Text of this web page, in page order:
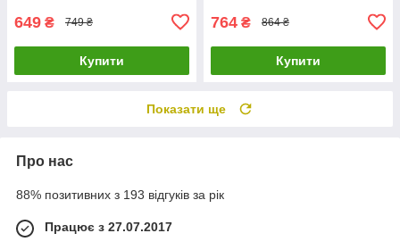
649 ₴ 749 ₴
Купити
764 ₴ 864 ₴
Купити
Показати ще
Про нас
88% позитивних з 193 відгуків за рік
Працює з 27.07.2017